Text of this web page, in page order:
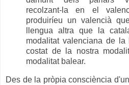
recolzant-la en el
produiríeu un valencià
llengua altra que la
modalitat valenciana de la
costat de la nostra
modalitat balear.
Des de la pròpia consciència